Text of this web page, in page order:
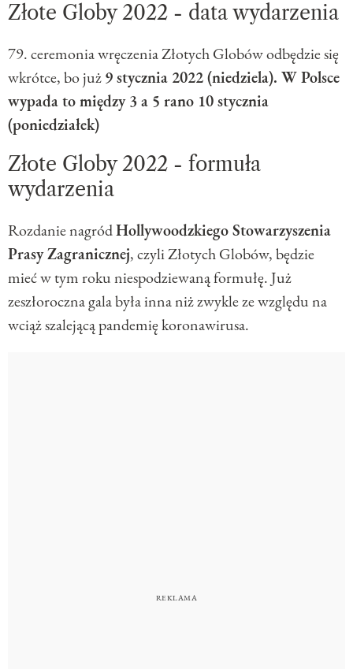
Złote Globy 2022 - data wydarzenia
79. ceremonia wręczenia Złotych Globów odbędzie się
wkrótce, bo już9 stycznia 2022 (niedziela). W Polsce
wypada to między 3 a 5 rano 10 stycznia
(poniedziałek)
Złote Globy 2022 - formuła
wydarzenia
Rozdanie nagródHollywoodzkiego Stowarzyszenia
Prasy Zagranicznej, czyli Złotych Globów, będzie
mieć w tym roku niespodziewaną formułę. Już
zeszłoroczna gala była inna niż zwykle ze względu na
wciąż szalejącą pandemię koronawirusa.